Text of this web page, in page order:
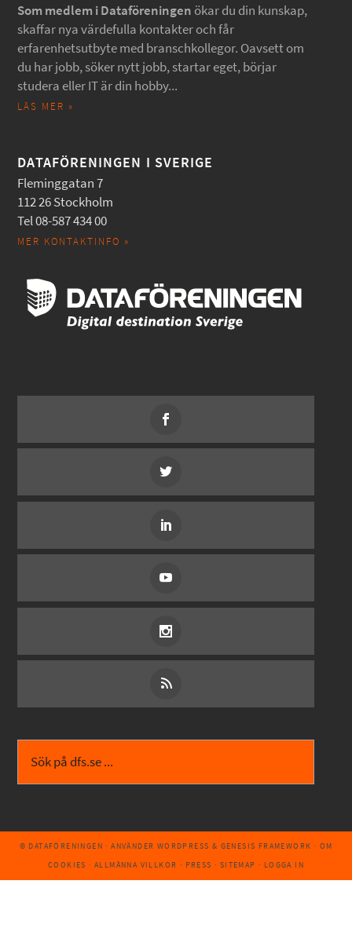
Som medlem i Dataföreningen ökar du din kunskap,
skaffar nya värdefulla kontakter och får
erfarenhetsutbyte med branschkollegor. Oavsett om
du har jobb, söker nytt jobb, startar eget, börjar
studera eller IT är din hobby...
LÄS MER »
DATAFÖRENINGEN I SVERIGE
Fleminggatan 7
112 26 Stockholm
Tel 08-587 434 00
MER KONTAKTINFO »
© DATAFÖRENINGEN · ANVÄNDER WORDPRESS & GENESIS FRAMEWORK · OM
COOKIES · ALLMÄNNA VILLKOR · PRESS · SITEMAP · LOGGA IN